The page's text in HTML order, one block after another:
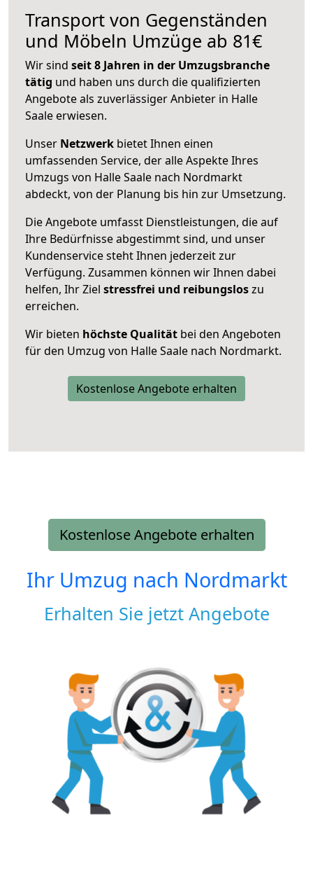
Transport von Gegenständen
und Möbeln Umzüge ab 81€
Wir sind seit 8 Jahren in der Umzugsbranche
tätig und haben uns durch die qualifizierten
Angebote als zuverlässiger Anbieter in Halle
Saale erwiesen.
Unser Netzwerk bietet Ihnen einen
umfassenden Service, der alle Aspekte Ihres
Umzugs von Halle Saale nach Nordmarkt
abdeckt, von der Planung bis hin zur Umsetzung.
Die Angebote umfasst Dienstleistungen, die auf
Ihre Bedürfnisse abgestimmt sind, und unser
Kundenservice steht Ihnen jederzeit zur
Verfügung. Zusammen können wir Ihnen dabei
helfen, Ihr Ziel stressfrei und reibungsloszu
erreichen.
Wir bieten höchste Qualität bei den Angeboten
für den Umzug von Halle Saale nach Nordmarkt.
Kostenlose Angebote erhalten
Kostenlose Angebote erhalten
Ihr Umzug nach Nordmarkt
Erhalten Sie jetzt Angebote